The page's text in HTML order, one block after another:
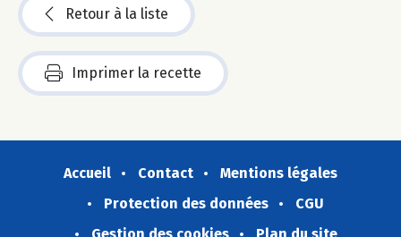
Retour à la liste
Imprimer la recette
Accueil Contact
Mentions légales
Protection des données
CGU